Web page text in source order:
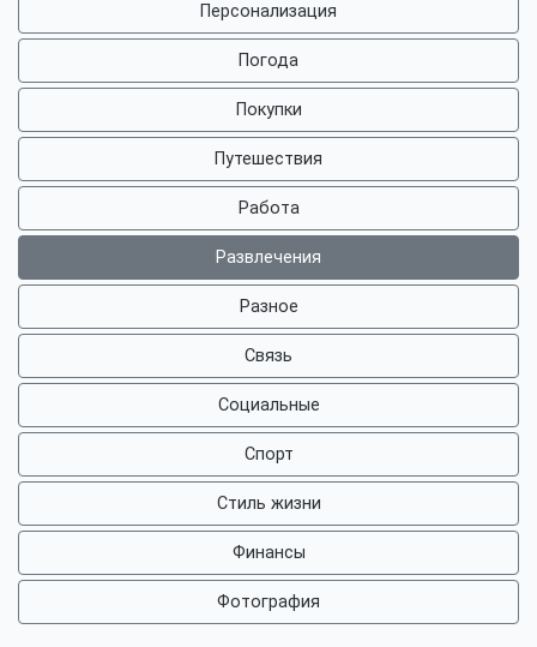
Персонализация
Погода
Покупки
Путешествия
Работа
Развлечения
Разное
Связь
Социальные
Спорт
Стиль жизни
Финансы
Фотография